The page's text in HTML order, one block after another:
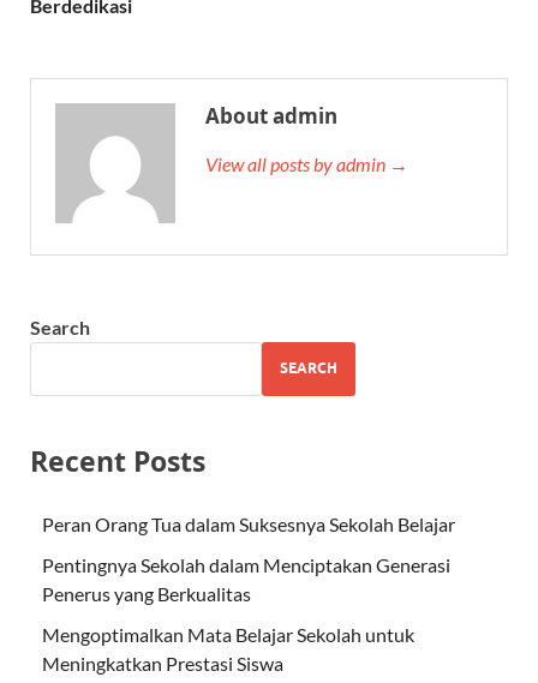
Berdedikasi
About admin
View all posts by admin →
Search
SEARCH
Recent Posts
Peran Orang Tua dalam Suksesnya Sekolah Belajar
Pentingnya Sekolah dalam Menciptakan Generasi
Penerus yang Berkualitas
Mengoptimalkan Mata Belajar Sekolah untuk
Meningkatkan Prestasi Siswa